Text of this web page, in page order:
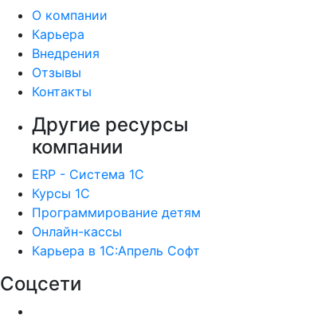
О компании
Карьера
Внедрения
Отзывы
Контакты
Другие ресурсы
компании
ERP - Система 1С
Курсы 1С
Программирование детям
Онлайн-кассы
Карьера в 1С:Апрель Софт
Соцсети